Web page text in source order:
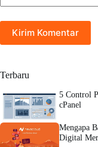
Kirim Komentar
Terbaru
5 Control
cPanel
Mengapa
Digital